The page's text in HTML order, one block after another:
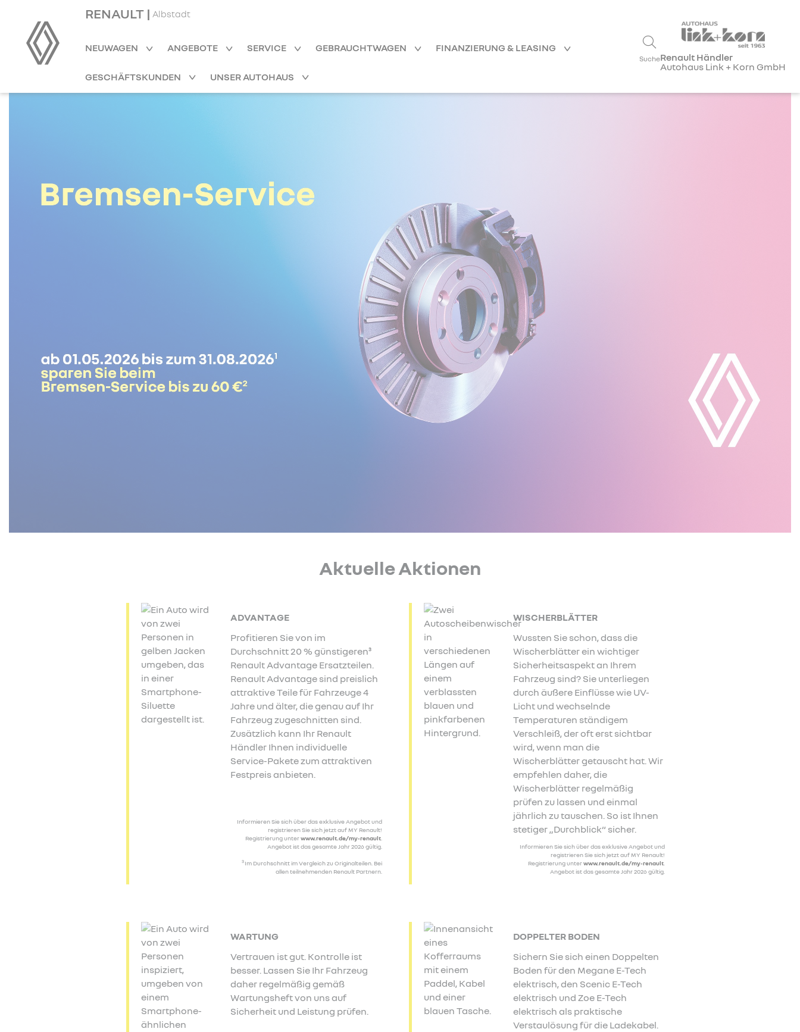
RENAULT | Albstadt
NEUWAGEN ANGEBOTE SERVICE GEBRAUCHTWAGEN FINANZIERUNG & LEASING
GESCHÄFTSKUNDEN UNSER AUTOHAUS
SucheRenault Händler
Autohaus Link + Korn GmbH
Aktuelle Aktionen
ADVANTAGE
Profitieren Sie von im
Durchschnitt 20 % günstigeren³
Renault Advantage Ersatzteilen.
Renault Advantage sind preislich
attraktive Teile für Fahrzeuge 4
Jahre und älter, die genau auf Ihr
Fahrzeug zugeschnitten sind.
Zusätzlich kann Ihr Renault
Händler Ihnen individuelle
Service-Pakete zum attraktiven
Festpreis anbieten.
Informieren Sie sich über das exklusive Angebot und
registrieren Sie sich jetzt auf MY Renault!
Registrierung unterwww.renault.de/my-renault.
Angebot ist das gesamte Jahr 2026 gültig.
3 Im Durchschnitt im Vergleich zu Originalteilen. Bei
allen teilnehmenden Renault Partnern.
WISCHERBLÄTTER
Wussten Sie schon, dass die
Wischerblätter ein wichtiger
Sicherheitsaspekt an Ihrem
Fahrzeug sind? Sie unterliegen
durch äußere Einflüsse wie UV-
Licht und wechselnde
Temperaturen ständigem
Verschleiß, der oft erst sichtbar
wird, wenn man die
Wischerblätter getauscht hat. Wir
empfehlen daher, die
Wischerblätter regelmäßig
prüfen zu lassen und einmal
jährlich zu tauschen. So ist Ihnen
stetiger „Durchblick“ sicher.
Informieren Sie sich über das exklusive Angebot und
registrieren Sie sich jetzt auf MY Renault!
Registrierung unterwww.renault.de/my-renault.
Angebot ist das gesamte Jahr 2026 gültig.
WARTUNG
Vertrauen ist gut. Kontrolle ist
besser. Lassen Sie Ihr Fahrzeug
daher regelmäßig gemäß
Wartungsheft von uns auf
Sicherheit und Leistung prüfen.
DOPPELTER BODEN
Sichern Sie sich einen Doppelten
Boden für den Megane E-Tech
elektrisch, den Scenic E-Tech
elektrisch und Zoe E-Tech
elektrisch als praktische
Verstaulösung für die Ladekabel.